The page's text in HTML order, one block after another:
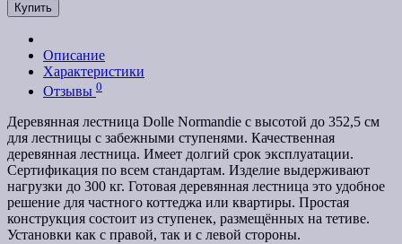
Купить
Описание
Характеристики
Отзывы 0
Деревянная лестница Dolle Normandie с высотой до 352,5 см
для лестницы с забежными ступенями. Качественная
деревянная лестница. Имеет долгий срок эксплуатации.
Сертификация по всем стандартам. Изделие выдерживают
нагрузки до 300 кг. Готовая деревянная лестница это удобное
решение для частного коттеджа или квартиры. Простая
конструкция состоит из ступенек, размещённых на тетиве.
Установки как с правой, так и с левой стороны.